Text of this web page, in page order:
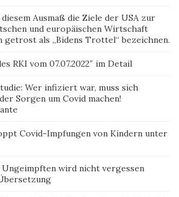
Ausmaß die Ziele der USA zur
und europäischen Wirtschaft
als „Bidens Trottel“ bezeichnen.
RKI vom 07.07.2022″ im Detail
Wer infiziert war, muss sich
Sorgen um Covid machen!
Covid-Impfungen von Kindern unter
wird nicht vergessen